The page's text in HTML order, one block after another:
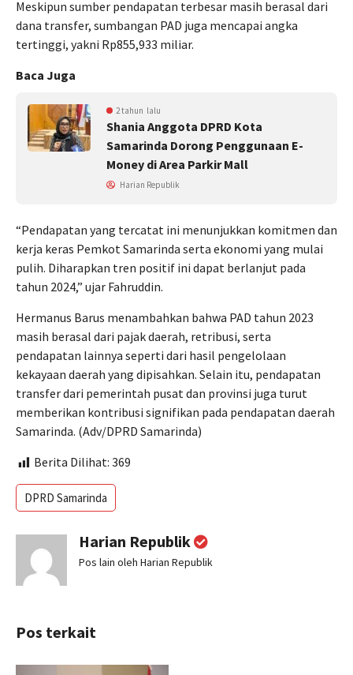
Meskipun sumber pendapatan terbesar masih berasal dari
dana transfer, sumbangan PAD juga mencapai angka
tertinggi, yakni Rp855,933 miliar.
Baca Juga
2 tahun lalu
Shania Anggota DPRD Kota
Samarinda Dorong Penggunaan E-
Money di Area Parkir Mall
Harian Republik
“Pendapatan yang tercatat ini menunjukkan komitmen dan
kerja keras Pemkot Samarinda serta ekonomi yang mulai
pulih. Diharapkan tren positif ini dapat berlanjut pada
tahun 2024,” ujar Fahruddin.
Hermanus Barus menambahkan bahwa PAD tahun 2023
masih berasal dari pajak daerah, retribusi, serta
pendapatan lainnya seperti dari hasil pengelolaan
kekayaan daerah yang dipisahkan. Selain itu, pendapatan
transfer dari pemerintah pusat dan provinsi juga turut
memberikan kontribusi signifikan pada pendapatan daerah
Samarinda. (Adv/DPRD Samarinda)
Berita Dilihat: 369
DPRD Samarinda
Harian Republik
Pos lain oleh Harian Republik
Pos terkait